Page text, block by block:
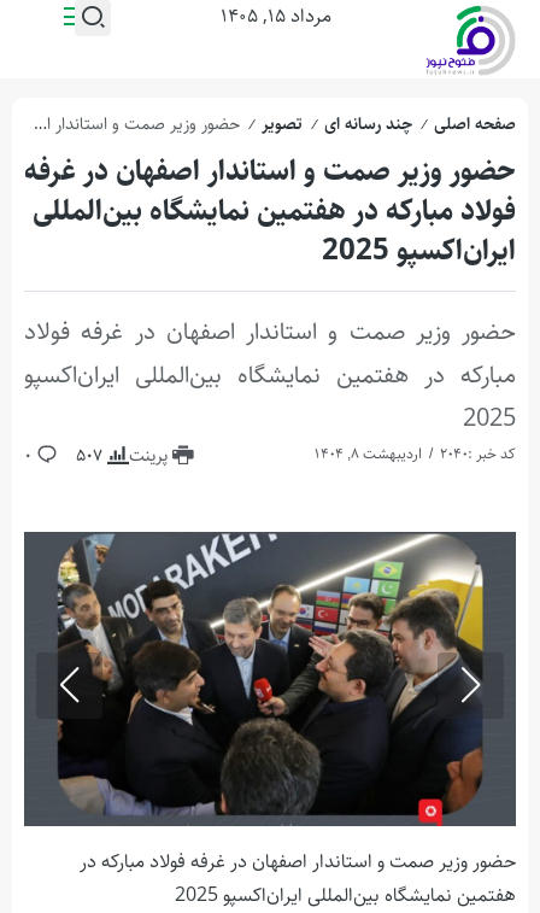
مرداد ۱۵, ۱۴۰۵
صفحه اصلی / چند رسانه ای / تصویر / حضور وزیر صمت و استاندار اصفهان در غرفه فولاد مبارکه در هفتمین نمایشگاه بین‌المللی ایران‌اکسپو 2025
حضور وزیر صمت و استاندار اصفهان در غرفه
فولاد مبارکه در هفتمین نمایشگاه بین‌المللی
ایران‌اکسپو 2025
حضور وزیر صمت و استاندار اصفهان در غرفه فولاد
مبارکه در هفتمین نمایشگاه بین‌المللی ایران‌اکسپو
2025
کد خبر :2040 اردیبهشت 8, 1404 پرینت 507
0
حضور وزیر صمت و استاندار اصفهان در غرفه فولاد مبارکه در
هفتمین نمایشگاه بین‌المللی ایران‌اکسپو 2025